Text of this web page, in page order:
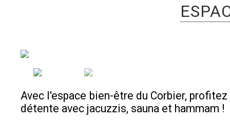
Avec l'espace bien-être du Corbier,
détente avec jacuzzis, sauna et hammam !